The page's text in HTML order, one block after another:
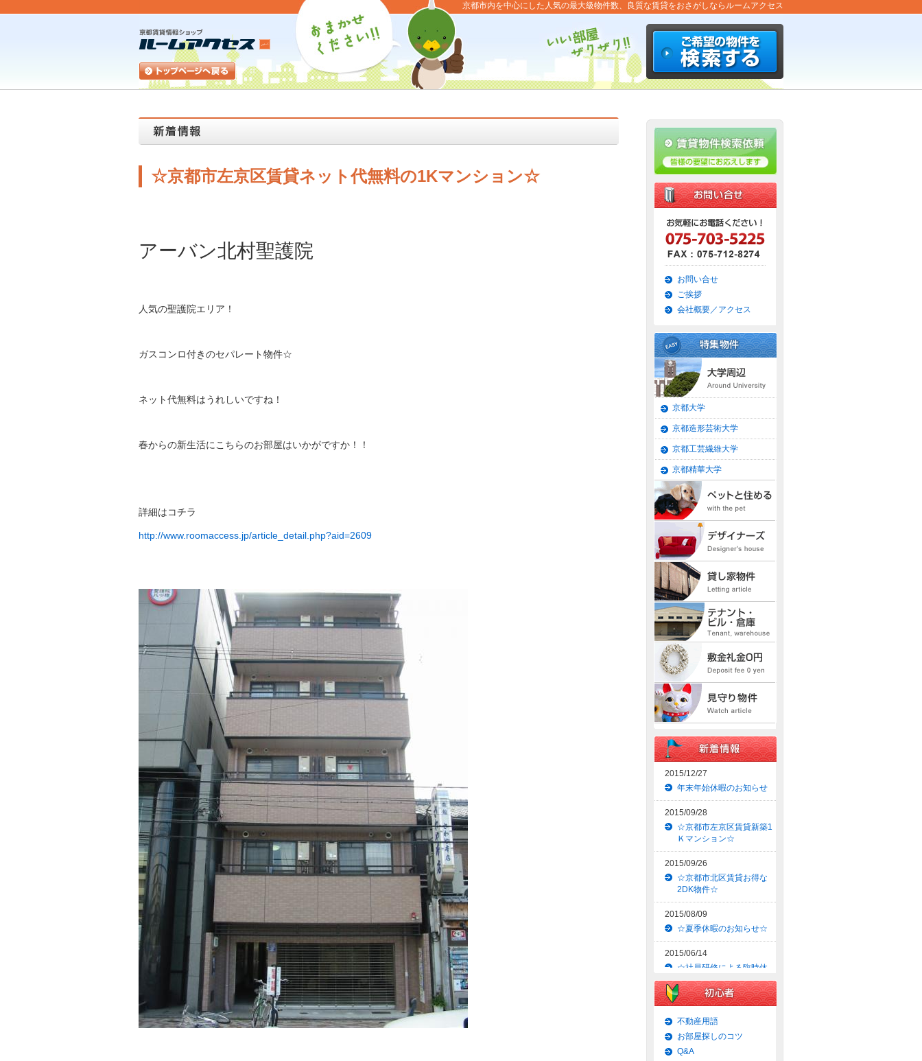
京都市内を中心にした人気の最大級物件数、良質な賃貸をおさがしならルームアクセス
☆京都市左京区賃貸ネット代無料の1Kマンション☆
アーバン北村聖護院
人気の聖護院エリア！
ガスコンロ付きのセパレート物件☆
ネット代無料はうれしいですね！
春からの新生活にこちらのお部屋はいかがですか！！
詳細はコチラ
http://www.roomaccess.jp/article_detail.php?aid=2609
お問い合せ
ご挨拶
会社概要／アクセス
京都大学
京都造形芸術大学
京都工芸繊維大学
京都精華大学
2015/12/27
年末年始休暇のお知らせ
2015/09/28
☆京都市左京区賃貸新築1
Ｋマンション☆
2015/09/26
☆京都市北区賃貸お得な
2DK物件☆
2015/08/09
☆夏季休暇のお知らせ☆
2015/06/14
☆社員研修による臨時休
業のお知らせ☆
2015/06/09
☆京都市上京区賃貸お得
な1ＬＤＫマンション☆
2015/06/07
不動産用語
お部屋探しのコツ
Q&A